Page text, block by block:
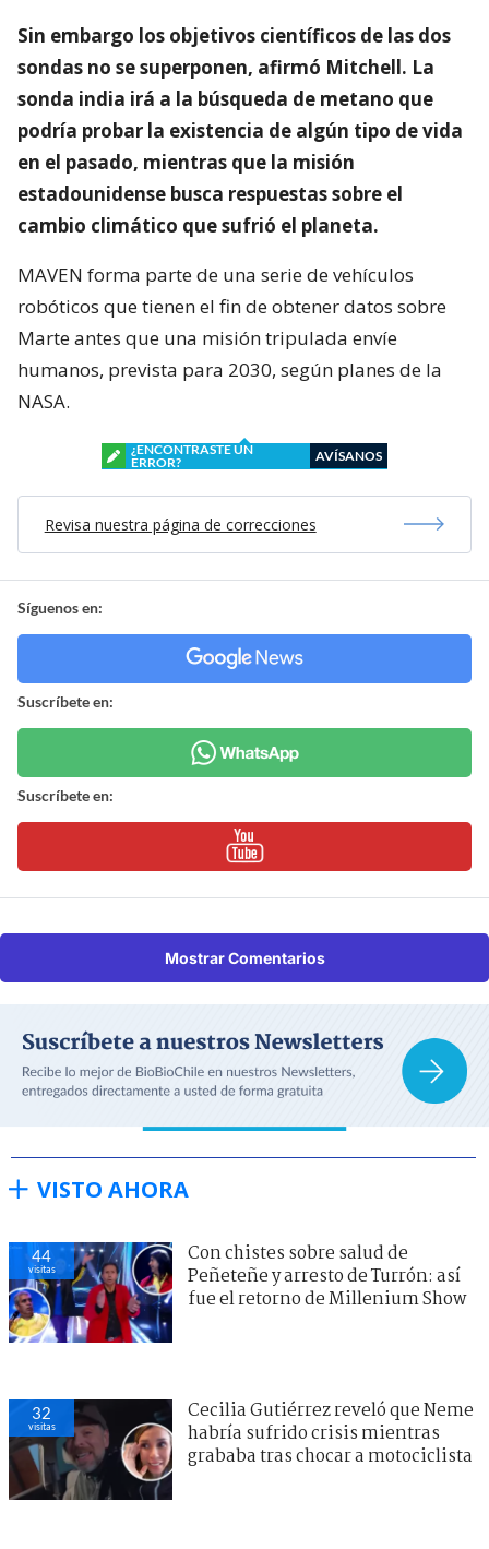
Sin embargo los objetivos científicos de las dos
sondas no se superponen, afirmó Mitchell. La
sonda india irá a la búsqueda de metano que
podría probar la existencia de algún tipo de vida
en el pasado, mientras que la misión
estadounidense busca respuestas sobre el
cambio climático que sufrió el planeta.
MAVEN forma parte de una serie de vehículos
robóticos que tienen el fin de obtener datos sobre
Marte antes que una misión tripulada envíe
humanos, prevista para 2030, según planes de la
NASA.
¿ENCONTRASTE UN
ERROR?
AVÍSANOS
Revisa nuestra página de correcciones
Síguenos en:
Suscríbete en:
Suscríbete en:
Mostrar Comentarios
VISTO AHORA
44
visitas
Con chistes sobre salud de
Peñeteñe y arresto de Turrón: así
fue el retorno de Millenium Show
32
visitas
Cecilia Gutiérrez reveló que Neme
habría sufrido crisis mientras
grababa tras chocar a motociclista